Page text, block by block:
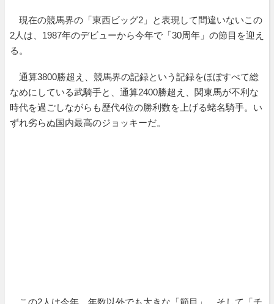
現在の競馬界の「東西ビッグ2」と表現して間違いないこの
2人は、1987年のデビューから今年で「30周年」の節目を迎え
る。
通算3800勝超え、競馬界の記録という記録をほぼすべて総
なめにしている武騎手と、通算2400勝超え、関東馬が不利な
時代を過ごしながらも歴代4位の勝利数を上げる蛯名騎手。い
ずれ劣らぬ国内最高のジョッキーだ。